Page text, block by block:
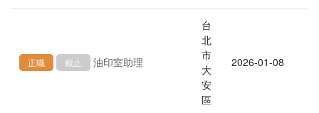
正職 截止 油印室助理
台
北
市
大
安
區
2026-01-08